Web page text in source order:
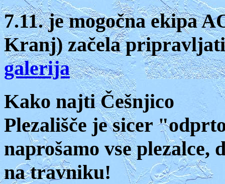
7.11. je mogočna ekipa
Kranj) začela
galerija
Kako najti Češnjico
Plezališče je sicer
naprošamo vse
na travniku!